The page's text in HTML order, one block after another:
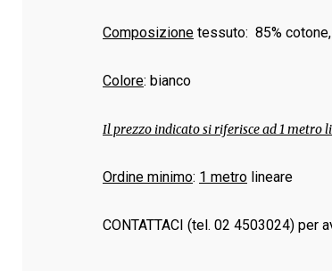
Composizione tessuto: 85%
Colore: bianco
Il prezzo indicato si riferisce ad 1 metro
Ordine minimo: 1 metro lineare
CONTATTACI (tel. 02 4503024)